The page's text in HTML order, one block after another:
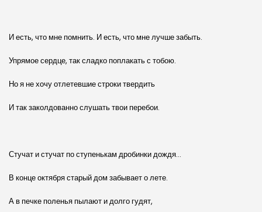
И есть, что мне помнить. И есть, что мне лучше забыть.
Упрямое сердце, так сладко поплакать с тобою.
Но я не хочу отлетевшие строки твердить
И так заколдованно слушать твои перебои.
Стучат и стучат по ступенькам дробинки дождя…
В конце октября старый дом забывает о лете.
А в печке поленья пылают и долго гудят,